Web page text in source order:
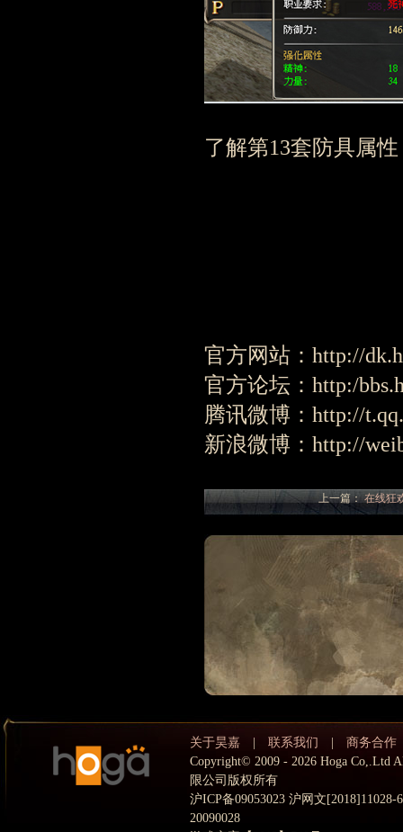
了解第13套防具属
官方网站：http://
官方论坛：http:/
腾讯微博：http://
新浪微博：http://
上一篇： 在线狂
关于昊嘉 | 联系我们 | 商务合作
Copyright© 2009 - 2026 Hoga Co,.Ltd
限公司版权所有
沪ICP备09053023 沪网文
20090028